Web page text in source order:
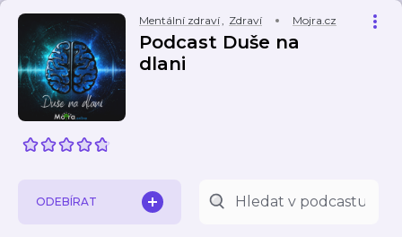
Mentální zdraví, Zdraví Mojra.cz
Podcast Duše na
dlani
ODEBÍRAT